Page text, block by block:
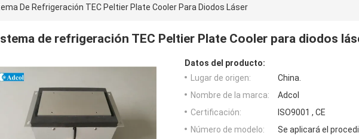
De Refrigeración TEC Peltier Plate Cooler Para Diodos Láser
de refrigeración TEC Peltier Plate Cooler para diodos
Datos del producto:
Lugar de origen:
China.
Nombre de la marca:
Adcol
Certificación:
ISO9001 , CE
Número de modelo:
Se aplicará el